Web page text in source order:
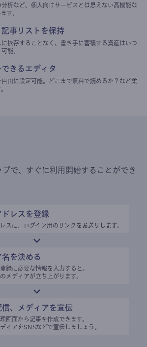
析など、個人向けサービスとは思えない高機能な
す。
事リストを保持
に依存することなく、書き手に蓄積する資産はいつ
能。
きるエディタ
由に設定可能。どこまで無料で読めるか？など柔
で、すぐに利用開始することができ
ドレスを登録
スに、ログイン用のリンクをお送りします。
名を決める
録に必要な情報を入力すると、
メディアが立ち上がります。
信、メディアを宣伝
画面から記事を作成できます。
ィアをSNSなどで宣伝しましょう。